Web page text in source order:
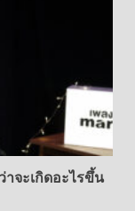
จะเกิดอะไรขึ้น